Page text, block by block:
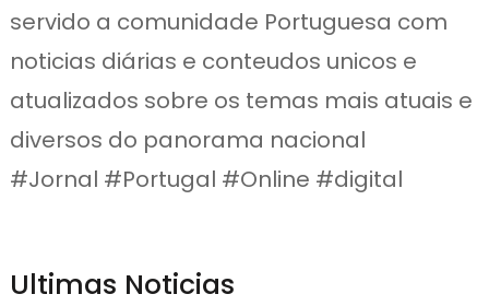
servido a comunidade Portuguesa com
noticias diárias e conteudos unicos e
atualizados sobre os temas mais atuais e
diversos do panorama nacional
#Jornal #Portugal #Online #digital
Ultimas Noticias